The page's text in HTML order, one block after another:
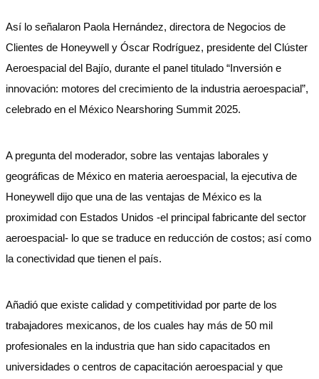
Así lo señalaron Paola Hernández, directora de Negocios de
Clientes de Honeywell y Óscar Rodríguez, presidente del Clúster
Aeroespacial del Bajío, durante el panel titulado “Inversión e
innovación: motores del crecimiento de la industria aeroespacial”,
celebrado en el México Nearshoring Summit 2025.
A pregunta del moderador, sobre las ventajas laborales y
geográficas de México en materia aeroespacial, la ejecutiva de
Honeywell dijo que una de las ventajas de México es la
proximidad con Estados Unidos -el principal fabricante del sector
aeroespacial- lo que se traduce en reducción de costos; así como
la conectividad que tienen el país.
Añadió que existe calidad y competitividad por parte de los
trabajadores mexicanos, de los cuales hay más de 50 mil
profesionales en la industria que han sido capacitados en
universidades o centros de capacitación aeroespacial y que